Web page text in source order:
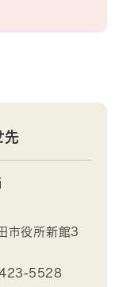
先
市役所新館3
5528